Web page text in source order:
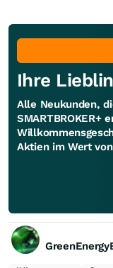
Ihre
Alle Neukunden,
SMARTBROKER+
Aktien im Wert